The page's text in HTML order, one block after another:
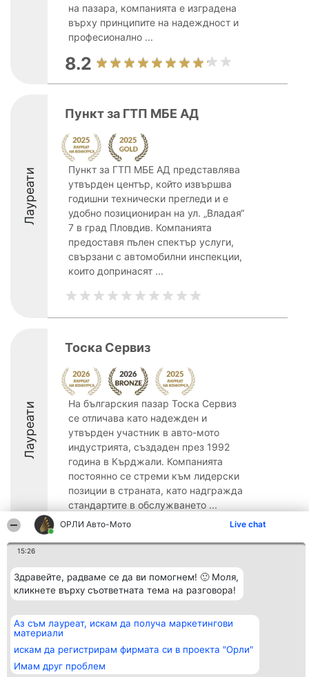
ОРЛИ Aвто-Mото Live chat
15:26
Здравейте, радваме се да ви помогнем! 🙂 Моля,
кликнете върху съответната тема на разговора!
Аз съм лауреат, искам да получа маркетингови
материали
искам да регистрирам фирмата си в проекта "Орли"
Имам друг проблем
на пазара, компанията е изградена
върху принципите на надеждност и
професионално ...
8.2
Лауреати
Пункт за ГТП МБЕ АД
Пункт за ГТП МБЕ АД представлява
утвърден център, който извършва
годишни технически прегледи и е
удобно позициониран на ул. „Владая“
7 в град Пловдив. Компанията
предоставя пълен спектър услуги,
свързани с автомобилни инспекции,
които допринасят ...
Лауреати
Тоска Сервиз
На българския пазар Тоска Сервиз
се отличава като надежден и
утвърден участник в авто-мото
индустрията, създаден през 1992
година в Кърджали. Компанията
постоянно се стреми към лидерски
позиции в страната, като надгражда
стандартите в обслужването ...
8.7
Организатор на
класиране
Beautiful Company S.R.L.
Sus Nr. 2, Bl. A30, Sc. A, Et.
4, Ap. 13
București 53-238
CUI 36737675
Класация
Победители
Списък на
победители
Правила
Политика за
Контакти
Контакти